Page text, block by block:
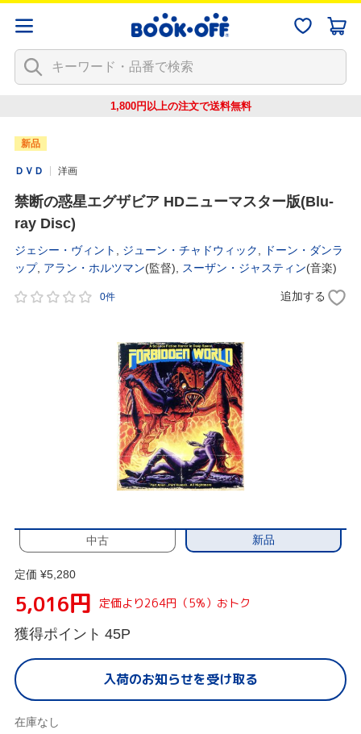
1,800円以上の注文で送料無料
新品
ＤＶＤ 洋画
禁断の惑星エグザビア HDニューマスター版(Blu-
ray Disc)
ジェシー・ヴィント ジューン・チャドウィック
ドーン・ダンラ
ップ, アラン・ホルツマン(監督), スーザン・ジャスティン(音楽)
0件 追加する
中古 新品
定価 ¥5,280
5,016円 定価より264円（5%）おトク
獲得ポイント 45P
入荷のお知らせを受け取る
在庫なし